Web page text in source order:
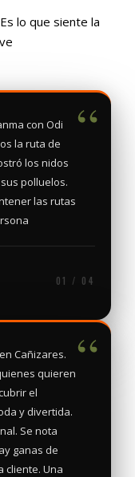
lo que siente la
“
con Odi
la ruta de
los nidos
polluelos.
las rutas
01 / 04
“
Cañizares.
quieren
el
y divertida.
Se nota
ganas de
cliente. Una